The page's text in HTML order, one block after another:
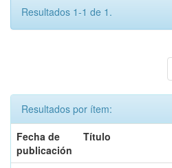
Resultados 1-1 de 1.
Resultados por ítem:
Fecha de
publicación
Título